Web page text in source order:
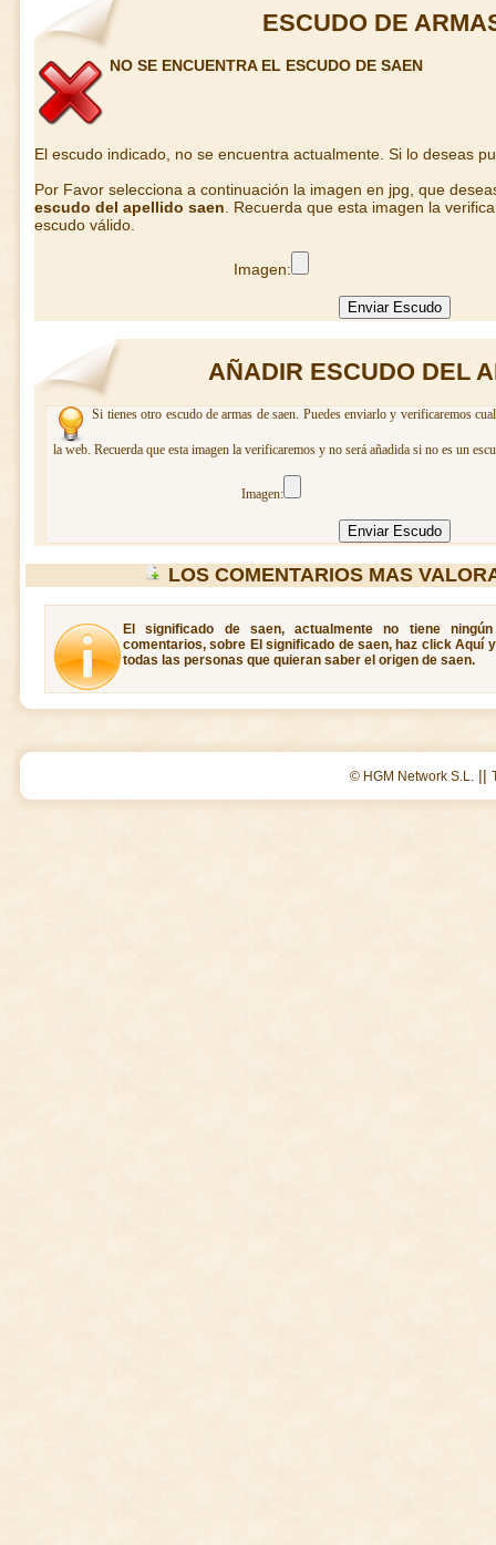
ESCUDO DE
NO SE ENCUENTRA EL ESCUDO DE SAEN
El escudo indicado, no se encuentra actualmente. Si lo deseas
Por Favor selecciona a continuación la imagen en jpg, que
escudo del apellido saen . Recuerda que esta imagen la
escudo válido.
Imagen:
AÑADIR ESCUDO DEL
Si tienes otro escudo de armas de saen. Puedes enviarlo y verificaremos
la web. Recuerda que esta imagen la verificaremos y no será añadida si no es un
Imagen:
LOS COMENTARIOS MAS
El significado de saen, actualmente no tiene
comentarios, sobre El significado de saen, haz click Aquí
todas las personas que quieran saber el origen de saen.
© HGM Network S.L. ||